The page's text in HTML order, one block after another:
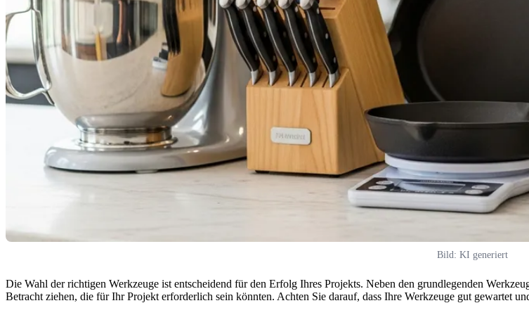
Bild: KI generiert
Die Wahl der richtigen Werkzeuge ist entscheidend für den Erfolg Ihres Projekts. Neben den grundlegenden
Betracht ziehen, die für Ihr Projekt erforderlich sein könnten. Achten Sie darauf, dass Ihre Werkzeuge gut gewartet